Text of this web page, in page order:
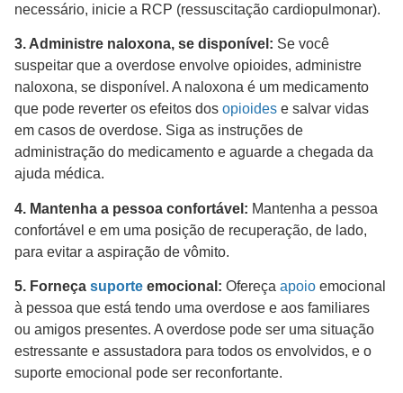
necessário, inicie a RCP (ressuscitação cardiopulmonar).
3. Administre naloxona, se disponível: Se você
suspeitar que a overdose envolve opioides, administre
naloxona, se disponível. A naloxona é um medicamento
que pode reverter os efeitos dos opioides e salvar vidas
em casos de overdose. Siga as instruções de
administração do medicamento e aguarde a chegada da
ajuda médica.
4. Mantenha a pessoa confortável: Mantenha a pessoa
confortável e em uma posição de recuperação, de lado,
para evitar a aspiração de vômito.
5. Forneça suporte emocional: Ofereça apoio emocional
à pessoa que está tendo uma overdose e aos familiares
ou amigos presentes. A overdose pode ser uma situação
estressante e assustadora para todos os envolvidos, e o
suporte emocional pode ser reconfortante.